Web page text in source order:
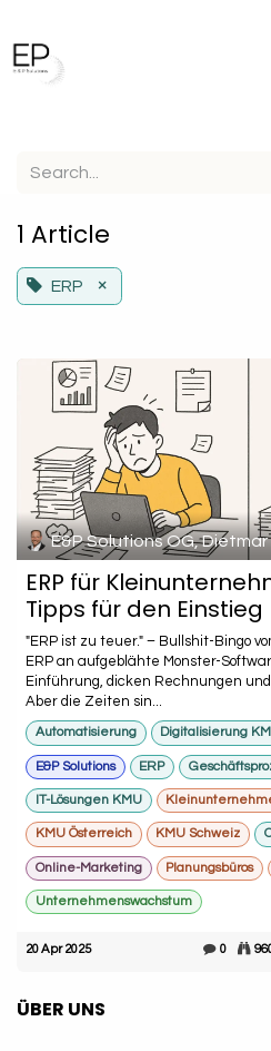
1 Article
ERP ×
E&P Solutions OG,
ERP für
Tipps für den Einstieg
"ERP ist zu teuer." – Bullshit-Bingo
ERP an aufgeblähte Monster-
Einführung, dicken Rechnungen
Aber die Zeiten sin...
Automatisierung Digitalisierung
E&P Solutions ERP
IT-Lösungen KMU
KMU Österreich KMU Schweiz
Online-Marketing Planungsbüros
Unternehmenswachstum
20 Apr 2025 0
ÜBER UNS